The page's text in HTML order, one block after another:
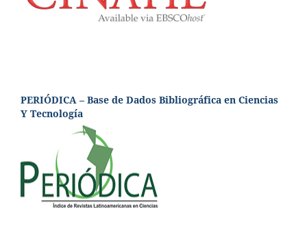
PERIÓDICA – Base de Dados Bibliográfica en Ciencias
Y Tecnología